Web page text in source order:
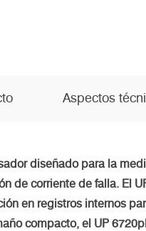
Aspectos
diseñado para la
de corriente de falla. El
en registros internos
compacto, el UP